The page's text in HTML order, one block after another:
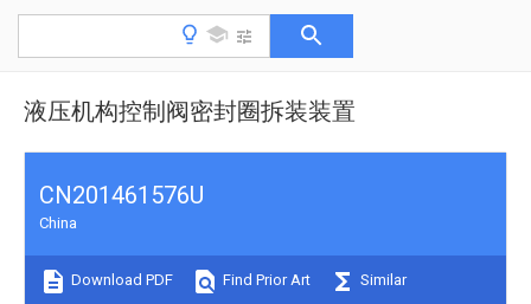
液压机构控制阀密封圈拆装装置
CN201461576U
China
Download PDF Find Prior Art Similar